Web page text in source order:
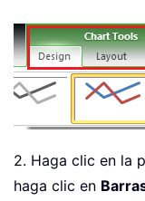
2. Haga clic en la
haga clic en